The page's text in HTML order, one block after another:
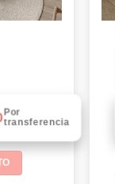
Por
transferencia